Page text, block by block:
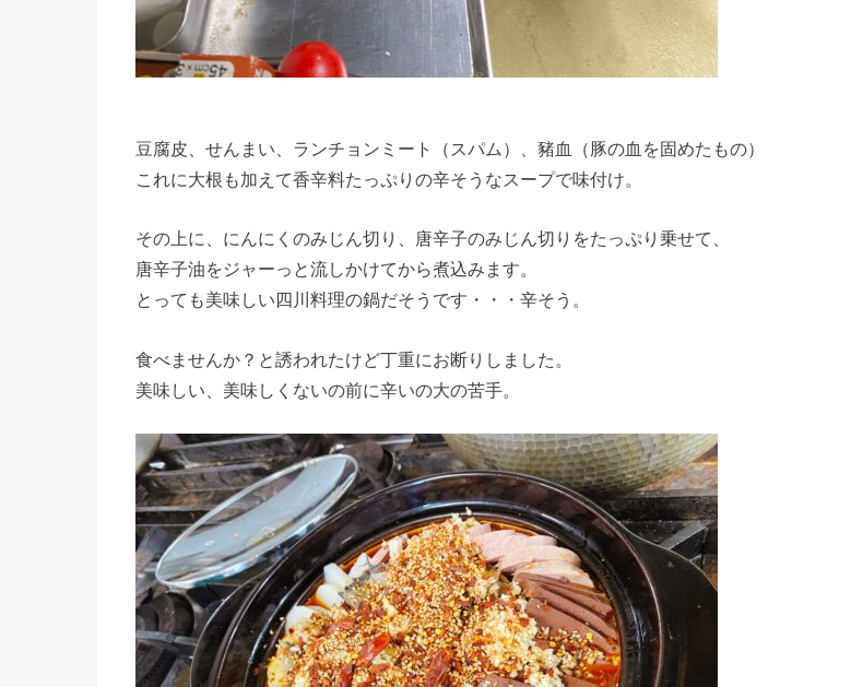
豆腐皮、せんまい、ランチョンミート（スパム）、豬血（豚の血を固めたもの）
これに大根も加えて香辛料たっぷりの辛そうなスープで味付け。
その上に、にんにくのみじん切り、唐辛子のみじん切りをたっぷり乗せて、
唐辛子油をジャーっと流しかけてから煮込みます。
とっても美味しい四川料理の鍋だそうです・・・辛そう。
食べませんか？と誘われたけど丁重にお断りしました。
美味しい、美味しくないの前に辛いの大の苦手。